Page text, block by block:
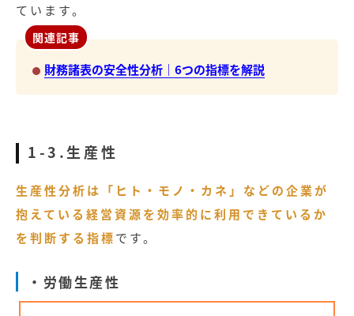
ています。
関連記事
財務諸表の安全性分析｜6つの指標を解説
1-3.生産性
生産性分析は「ヒト・モノ・カネ」などの企業が
抱えている経営資源を効率的に利用できているか
を判断する指標です。
・労働生産性